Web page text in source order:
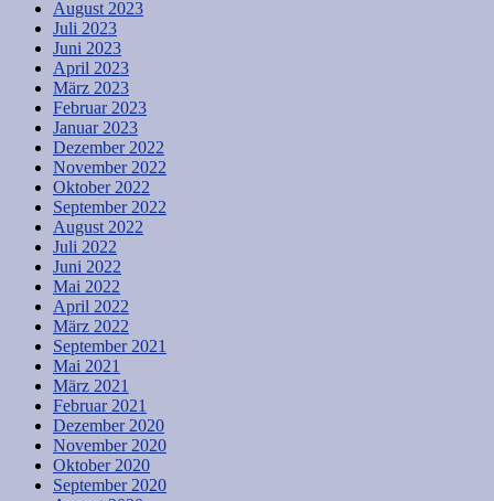
August 2023
Juli 2023
Juni 2023
April 2023
März 2023
Februar 2023
Januar 2023
Dezember 2022
November 2022
Oktober 2022
September 2022
August 2022
Juli 2022
Juni 2022
Mai 2022
April 2022
März 2022
September 2021
Mai 2021
März 2021
Februar 2021
Dezember 2020
November 2020
Oktober 2020
September 2020